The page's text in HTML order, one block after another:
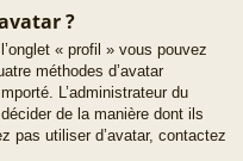
?
« profil » vous pouvez
méthodes d’avatar
L’administrateur du
de la manière dont ils
pas utiliser d’avatar, contactez